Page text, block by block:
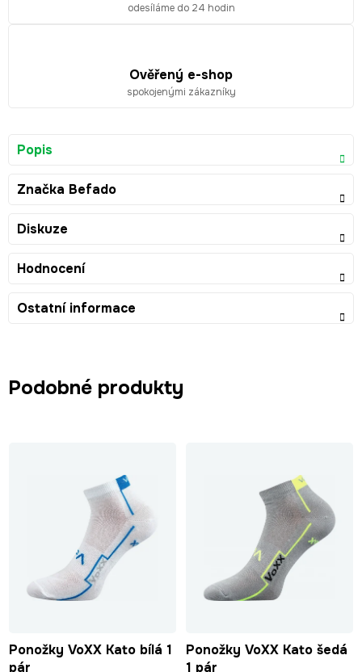
odesíláme do 24 hodin
Ověřený e-shop
spokojenými zákazníky
Popis
Značka Befado
Diskuze
Hodnocení
Ostatní informace
Podobné produkty
Ponožky VoXX Kato bílá 1
pár
Ponožky VoXX Kato šedá
1 pár